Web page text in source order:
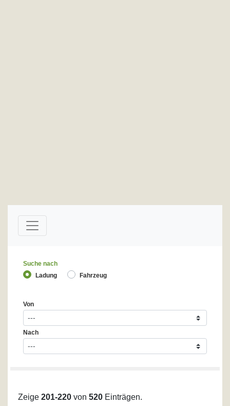
Suche nach
Ladung
Fahrzeug
Von
Nach
Zeige 201-220 von 520 Einträgen.